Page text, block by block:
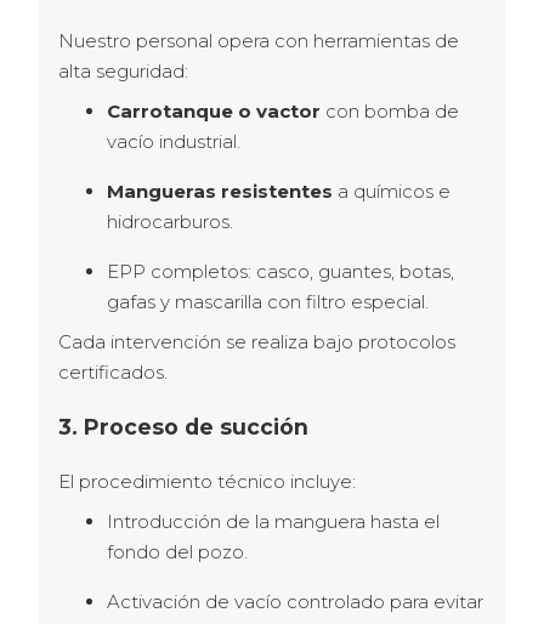
Nuestro personal opera con herramientas de
alta seguridad:
Carrotanque o vactor con bomba de
vacío industrial.
Mangueras resistentes a químicos e
hidrocarburos.
EPP completos: casco, guantes, botas,
gafas y mascarilla con filtro especial.
Cada intervención se realiza bajo protocolos
certificados.
3. Proceso de succión
El procedimiento técnico incluye:
Introducción de la manguera hasta el
fondo del pozo.
Activación de vacío controlado para evitar